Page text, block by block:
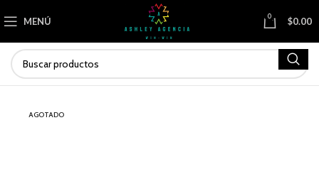
MENÚ 0 $0.00
AGOTADO